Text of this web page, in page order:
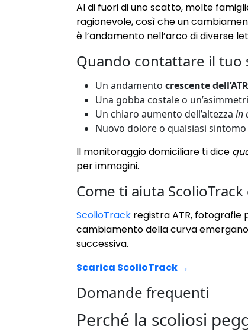
Al di fuori di uno scatto, molte
ragionevole, così che un
è l’andamento nell’arco di diverse
Quando contattare il tuo
Un andamento crescente dell’ATR
Una gobba costale o
Un chiaro aumento dell’altezza in
Nuovo dolore o qualsiasi
Il monitoraggio domiciliare ti dice
per immagini.
Come ti aiuta
ScolioTrack registra ATR, fotografie
cambiamento della curva
successiva.
Scarica ScolioTrack →
Domande frequenti
Perché la scoliosi